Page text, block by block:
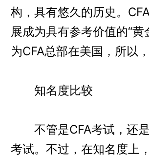
构，具有悠久的历史。
展成为具有参考价值的“
为CFA总部在美国，所以
知名度比较
不管是CFA考试，还是
考试。不过，在知名度上